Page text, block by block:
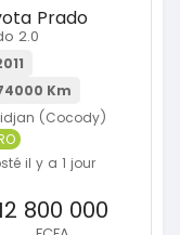
Prado
2.0
Km
(Cocody)
il y a 1 jour
800 000